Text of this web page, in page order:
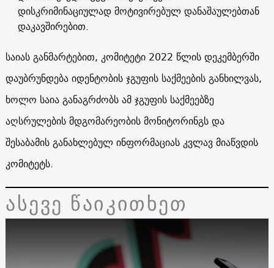
დისკრიმინაციულად მოტივირებულ დანაშაულებთან
დაკავშირებით.
საიას განმარტებით, კომიტეტი 2022 წლის დეკემბერში
დაუბრუნდება იდენტობის ჯგუფის საქმეების განხილვას,
ხოლო საია განაგრძობს ამ ჯგუფის საქმეებზე
აღსრულების მდგომარეობის მონიტორინგს და
შესაბამის განახლებულ ინფორმაციას კვლავ მიაწვდის
კომიტეტს.
ასევე წაიკითხეთ